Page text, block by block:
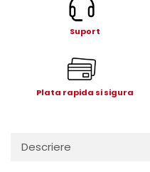
Bolturi, role si bucse
Suport
Plata rapida si sigura
Descriere